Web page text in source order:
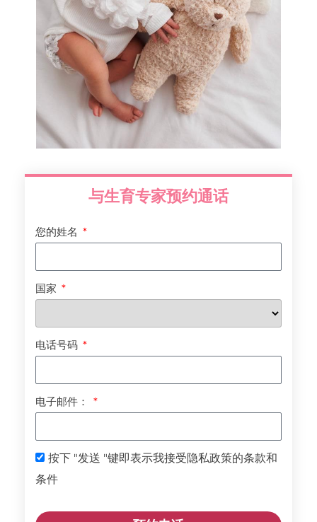
与生育专家预约通话
您的姓名
国家
电话号码
电子邮件：
按下 "发送 "键即表示我接受隐私政策的条款和
条件